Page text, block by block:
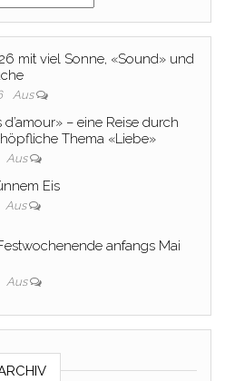
mit viel Sonne, «Sound» und
Aus
d’amour» – eine Reise durch
Thema «Liebe»
Aus
Eis
Aus
anfangs Mai
Aus